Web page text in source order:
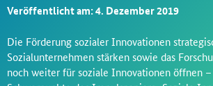
Veröffentlicht am: 4. Dezember 2019
Die Förderung sozialer Innovationen
Sozialunternehmen stärken sowie das
noch weiter für soziale Innovationen öffnen –